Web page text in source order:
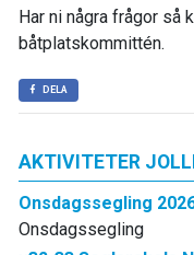
Har ni några frågor så
båtplatskommittén.
DELA
AKTIVITETER
Onsdagssegling
Onsdagssegling